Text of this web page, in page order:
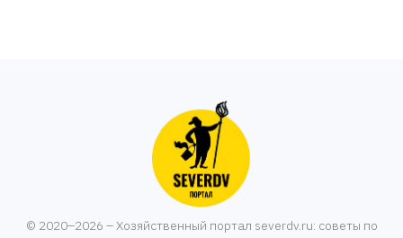
© 2020–2026 – Хозяйственный портал severdv.ru: советы по